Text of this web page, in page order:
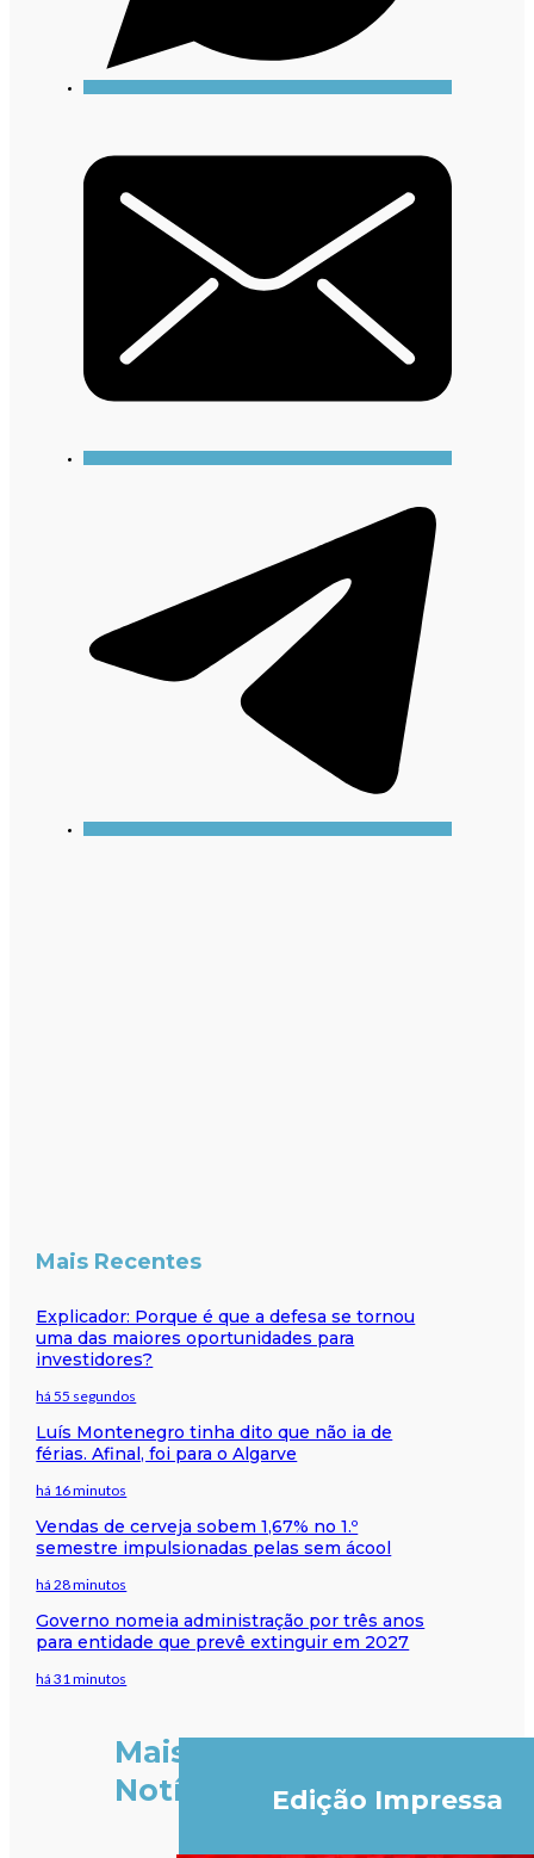
Mais Recentes
Explicador: Porque é que a defesa se tornou
uma das maiores oportunidades para
investidores?
há 55 segundos
Luís Montenegro tinha dito que não ia de
férias. Afinal, foi para o Algarve
há 16 minutos
Vendas de cerveja sobem 1,67% no 1.º
semestre impulsionadas pelas sem ácool
há 28 minutos
Governo nomeia administração por três anos
para entidade que prevê extinguir em 2027
há 31 minutos
Mais
Notícias
Edição Impressa